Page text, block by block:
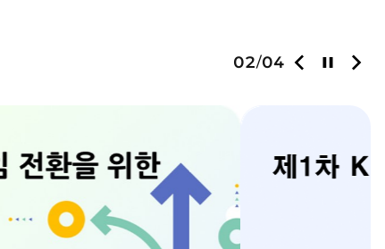
02/04 이
정
지
다
음